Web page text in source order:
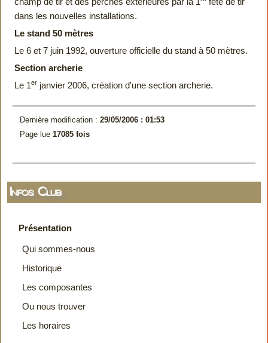
Infos Club
Présentation
Qui sommes-nous
Historique
Les composantes
Ou nous trouver
Les horaires
dans les nouvelles installations.
Le stand 50 mètres
Le 6 et 7 juin 1992, ouverture officielle du stand à 50 mètres.
Section archerie
Le 1erjanvier 2006, création d'une section archerie.
Dernière modification : 29/05/2006 : 01:53
Page lue 17085 fois